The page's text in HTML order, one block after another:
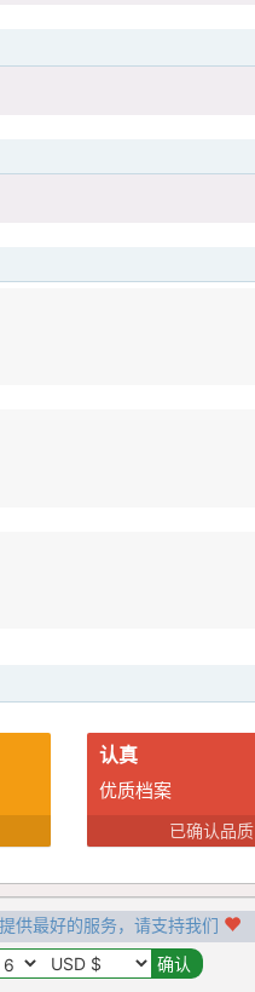
认真
优质档案
已确认品质
供最好的服务，请支持我们